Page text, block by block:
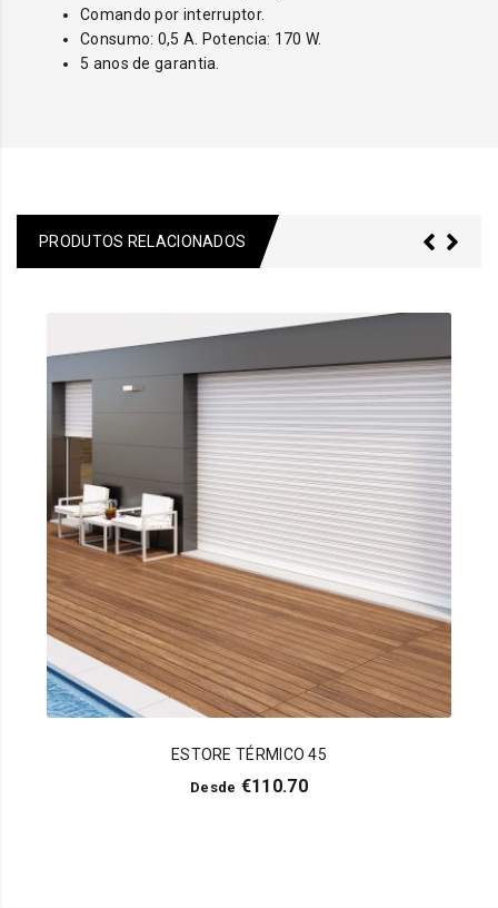
Comando por interruptor.
Consumo: 0,5 A. Potencia: 170 W.
5 anos de garantia.
PRODUTOS RELACIONADOS
ESTORE TÉRMICO 45
Desde €110.70